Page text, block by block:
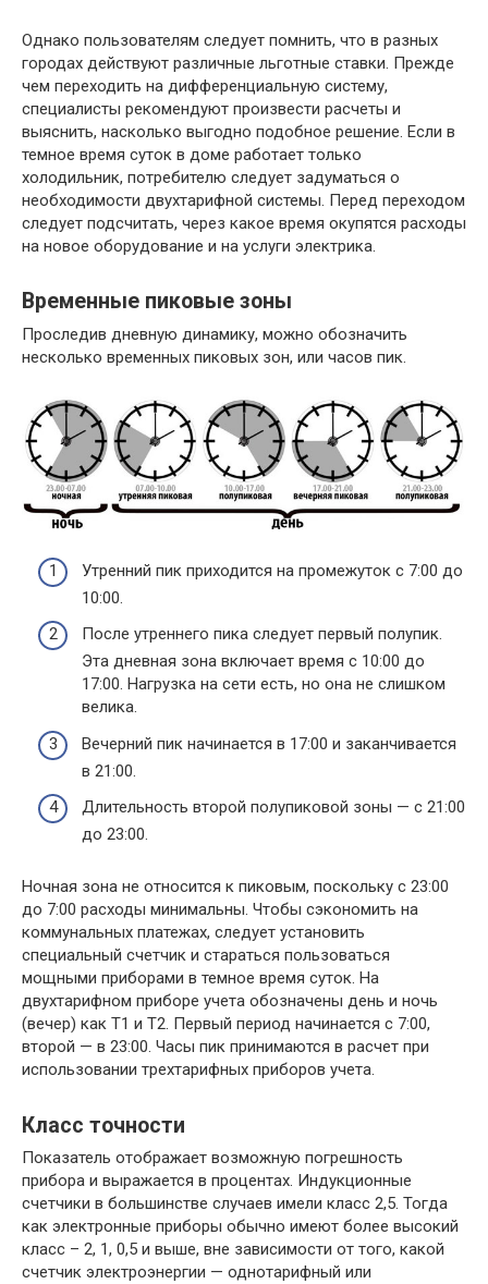
Однако пользователям следует помнить, что в разных
городах действуют различные льготные ставки. Прежде
чем переходить на дифференциальную систему,
специалисты рекомендуют произвести расчеты и
выяснить, насколько выгодно подобное решение. Если в
темное время суток в доме работает только
холодильник, потребителю следует задуматься о
необходимости двухтарифной системы. Перед переходом
следует подсчитать, через какое время окупятся расходы
на новое оборудование и на услуги электрика.
Временные пиковые зоны
Проследив дневную динамику, можно обозначить
несколько временных пиковых зон, или часов пик.
Утренний пик приходится на промежуток с 7:00 до
10:00.
После утреннего пика следует первый полупик.
Эта дневная зона включает время с 10:00 до
17:00. Нагрузка на сети есть, но она не слишком
велика.
Вечерний пик начинается в 17:00 и заканчивается
в 21:00.
Длительность второй полупиковой зоны — с 21:00
до 23:00.
Ночная зона не относится к пиковым, поскольку с 23:00
до 7:00 расходы минимальны. Чтобы сэкономить на
коммунальных платежах, следует установить
специальный счетчик и стараться пользоваться
мощными приборами в темное время суток. На
двухтарифном приборе учета обозначены день и ночь
(вечер) как Т1 и Т2. Первый период начинается с 7:00,
второй — в 23:00. Часы пик принимаются в расчет при
использовании трехтарифных приборов учета.
Класс точности
Показатель отображает возможную погрешность
прибора и выражается в процентах. Индукционные
счетчики в большинстве случаев имели класс 2,5. Тогда
как электронные приборы обычно имеют более высокий
класс – 2, 1, 0,5 и выше, вне зависимости от того, какой
счетчик электроэнергии — однотарифный или